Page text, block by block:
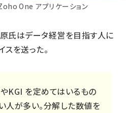
One アプリケーション
氏はデータ経営を目指す人に
スを送った。
KGI を定めてはいるもの
人が多い。分解した数値を